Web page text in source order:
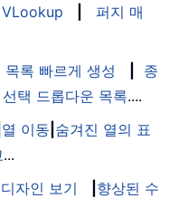
퍼지 매
목록 빠르게 생성
종
택 드롭다운 목록....
열 이동 숨겨진 열의 표
...
디자인 보기
향상된 수